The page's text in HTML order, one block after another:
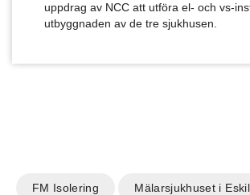
uppdrag av NCC att utföra el- och vs-
utbyggnaden av de tre sjukhusen.
FM Isolering Mälarsjukhuset i